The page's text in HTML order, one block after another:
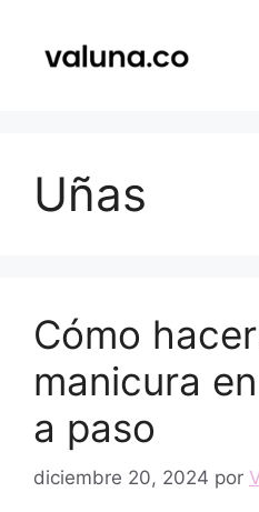
contenido
Uñas
Cómo
manicura
a paso
diciembre 20, 2024 por